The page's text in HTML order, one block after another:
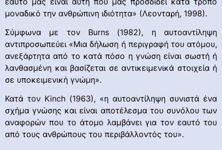
μοναδικό την ανθρώπινη ιδιότητα» (Λεονταρή, 1998).
Σύμφωνα με τον Burns (1982), η αυτοαντίληψη
αντιπροσωπεύει «Μια δήλωση ή περιγραφή του ατόμου,
ανεξάρτητα από το κατά πόσο η γνώση είναι σωστή ή
λανθασμένη και βασίζεται σε αντικειμενικά στοιχεία ή
σε υποκειμενική γνώμη».
Κατά τον Kinch (1963), «η αυτοαντίληψη συνιστά ένα
σχήμα γνώσης και είναι αποτέλεσμα του συνόλου των
αναφορών που το άτομο λαμβάνει για τον εαυτό του
από τους ανθρώπους του περιβάλλοντός του».